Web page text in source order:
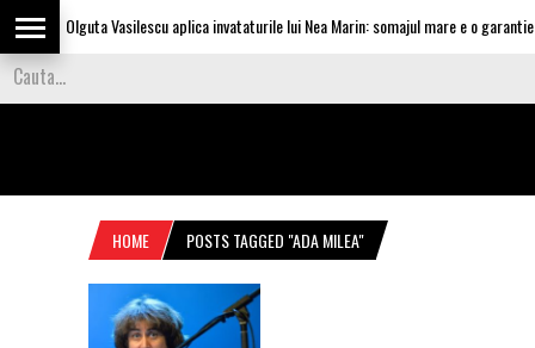
Olguta Vasilescu aplica invataturile lui Nea Marin: somajul mare e o
HOME POSTS TAGGED "ADA MILEA"